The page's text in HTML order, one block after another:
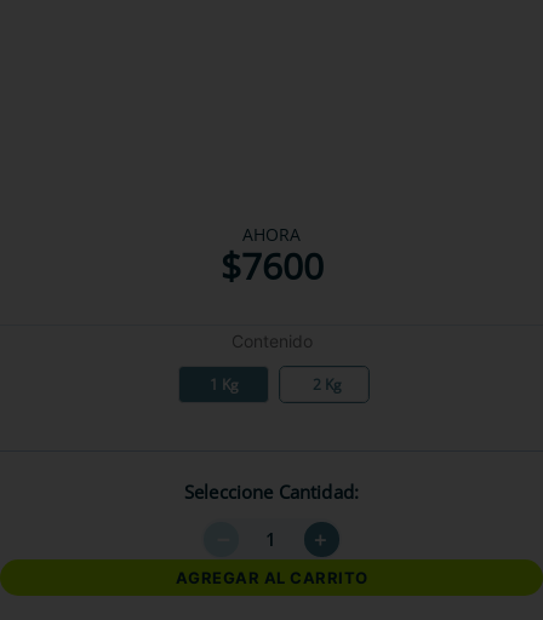
AHORA
$7600
Contenido
1 Kg 2 Kg
Seleccione Cantidad
＋
AGREGAR AL CARRITO